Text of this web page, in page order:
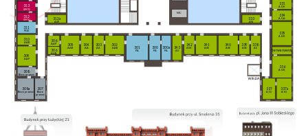
WC
300
PA
300a
PA
301
PA
302
AAB
303
AA
304
AA
305
AAB
306
AAP
306
AAB
307
Biuro
prawne
308
Biuro prawne
308a
Biuro prawne
309
AAP
310
AAB
311
PDZ
312
SMG 312a
ASP
313
SMG
331
AGK
333
AN
334
AGA
335
AGK
336
AGK
337
AGI
337a
AGI
338
AS
339
ASE
340
ASE
341
ASE
342
ASK
343
AS Serwerownia